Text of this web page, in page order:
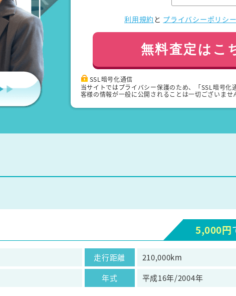
利用規約 と プライバシーポリシー
無料査定はこ
SSL暗号化通信
当サイトではプライバシー保護のため、「SSL暗号化
客様の情報が一般に公開されることは一切ございませ
5,000円
走行距離
210,000km
年式 平成16年/2004年